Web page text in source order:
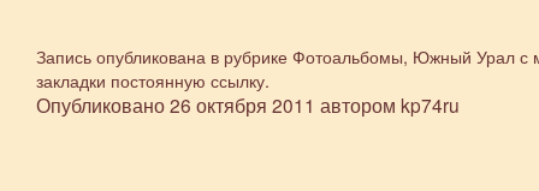
Запись опубликована в рубрике Фотоальбомы, Южный Уралс
закладки постоянную ссылку.
Опубликовано26 октября 2011 автором kp74ru